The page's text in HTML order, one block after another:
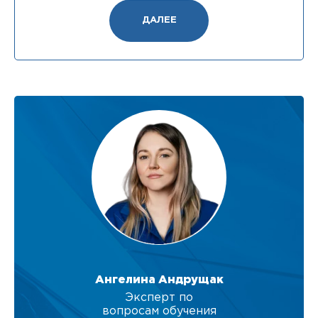
ДАЛЕЕ
Ангелина Андрущак
Эксперт по
вопросам обучения